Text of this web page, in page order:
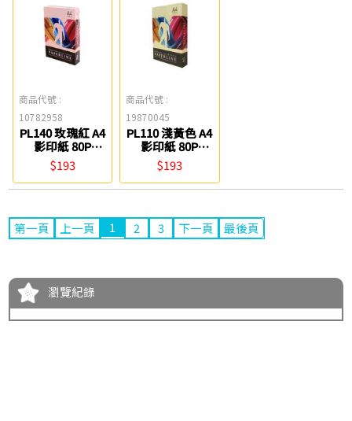
商品代號 :
10782958
PL140 玫瑰紅 A4
影印紙 80P
PAPERLINE
$193
商品代號 :
19870045
PL110 淺黃色 A4
影印紙 80P
PAPERLINE
$193
第一頁 上一頁 1 2 3 下一頁 最後頁
瀏覽紀錄